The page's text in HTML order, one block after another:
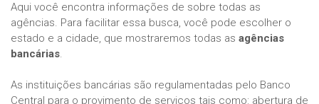
Aqui você encontra informações de sobre todas as
agências. Para facilitar essa busca, você pode escolher o
estado e a cidade, que mostraremos todas as agências
bancárias.
As instituições bancárias são regulamentadas pelo Banco
Central para o provimento de serviços tais como: abertura de